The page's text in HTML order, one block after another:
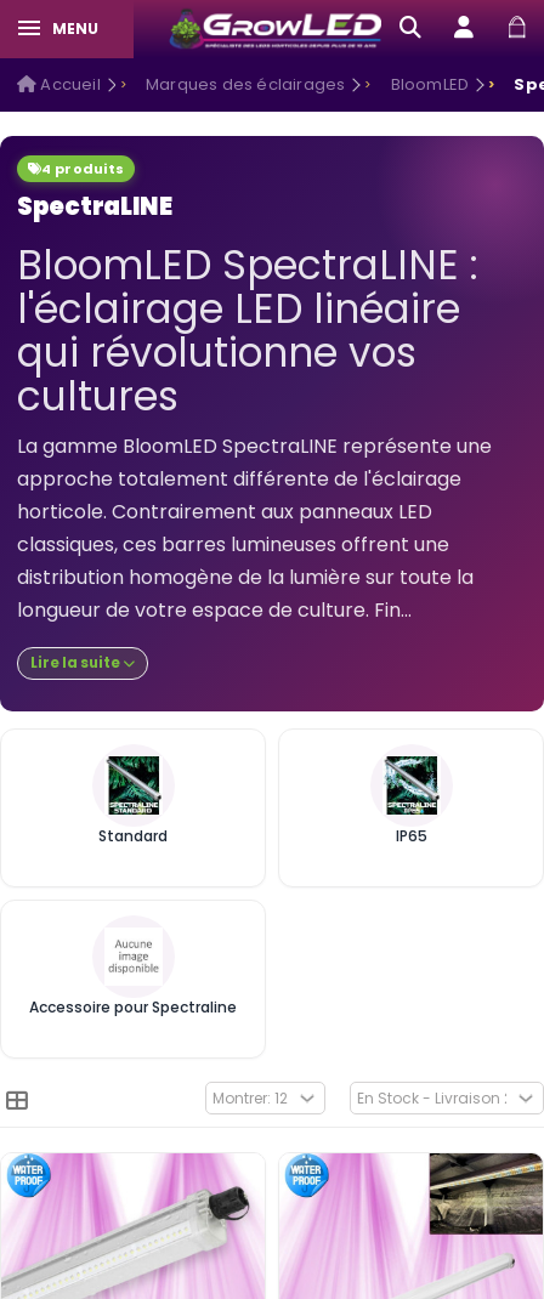
MENU
Accueil Marques des éclairages BloomLED
4 produits
SpectraLINE
BloomLED SpectraLINE :
l'éclairage LED linéaire
qui révolutionne vos
cultures
La gamme BloomLED SpectraLINE représente une
approche totalement différente de l'éclairage
horticole. Contrairement aux panneaux LED
classiques, ces barres lumineuses offrent une
distribution homogène de la lumière sur toute la
longueur de votre espace de culture. Fin...
Lire la suite
Standard IP65
Accessoire pour Spectraline